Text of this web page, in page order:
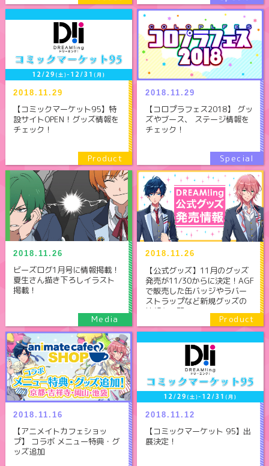
2018.11.29
【コミックマーケット95】特
設サイトOPEN！グッズ情報を
チェック！
2018.11.29
【コロプラフェス2018】 グッ
ズやブース、 ステージ情報を
チェック！
2018.11.26
ビーズログ1月号に情報掲載！
夏生さん描き下ろしイラスト
掲載！
2018.11.26
【公式グッズ】11月のグッズ
発売が11/30からに決定！AGF
で販売した缶バッジやラバー
ストラップなど新規グッズの
情報も公開！
2018.11.16
【アニメイトカフェショッ
プ】 コラボ メニュー特典・グ
ッズ追加
2018.11.12
【コミックマーケット 95】出
展決定！